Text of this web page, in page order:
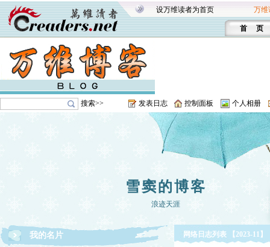
设万维读者为首页 万维
首 页
搜索>> 发表日志 控制面板 个人相册
雪窦的博客
浪迹天涯
我的名片 网络日志列表 【2023-11】